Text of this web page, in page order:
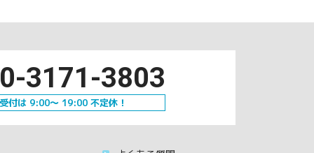
3171-3803
付は 9:00～ 19:00 不定休！